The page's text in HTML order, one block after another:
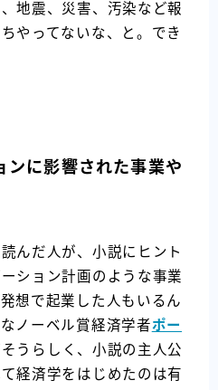
地震、災害、汚染など報
やってないな、と。でき
ンに影響された事業や
んだ人が、小説にヒント
ション計画のような事業
想で起業した人もいるん
ノーベル賞経済学者ポー
うらしく、小説の主人公
経済学をはじめたのは有